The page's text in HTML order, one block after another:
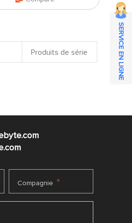
Produits de série
Compagnie *
SERVICE EN LIGNE